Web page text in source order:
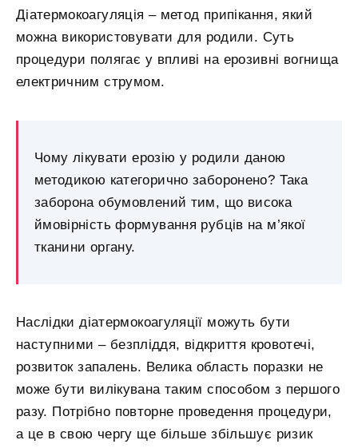
Діатермокоагуляція – метод припікання, який
можна використовувати для родили. Суть
процедури полягає у впливі на ерозивні вогнища
електричним струмом.
Чому лікувати ерозію у родили даною
методикою категорично заборонено? Така
заборона обумовлений тим, що висока
ймовірність формування рубців на м’якої
тканини органу.
Наслідки діатермокоагуляції можуть бути
наступними – безпліддя, відкриття кровотечі,
розвиток запалень. Велика область поразки не
може бути вилікувана таким способом з першого
разу. Потрібно повторне проведення процедури,
а це в свою чергу ще більше збільшує ризик